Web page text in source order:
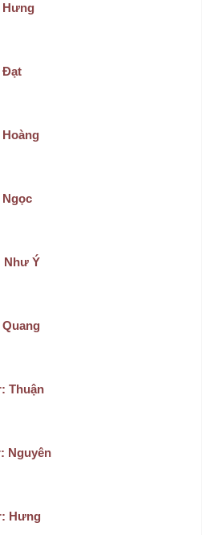
Hưng
Đạt
Ngọc
Như Ý
Thuận
Nguyên
Hưng